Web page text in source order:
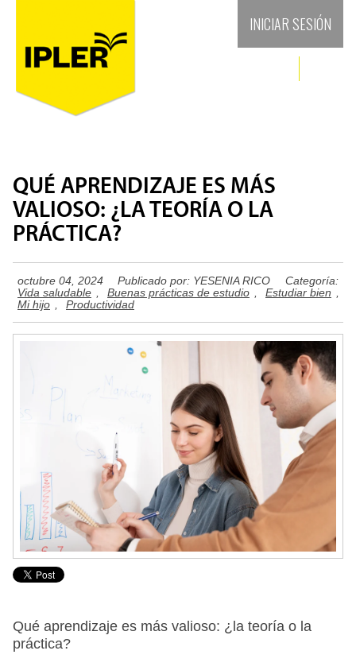
INICIAR SESIÓN
QUÉ APRENDIZAJE ES MÁS
VALIOSO: ¿LA TEORÍA O LA
PRÁCTICA?
octubre 04, 2024 Publicado por: YESENIA RICO
Categoría:
Vida saludable
Buenas prácticas de estudio Estudiar bien
Mi hijo
Productividad
Qué aprendizaje es más valioso: ¿la teoría o la
práctica?